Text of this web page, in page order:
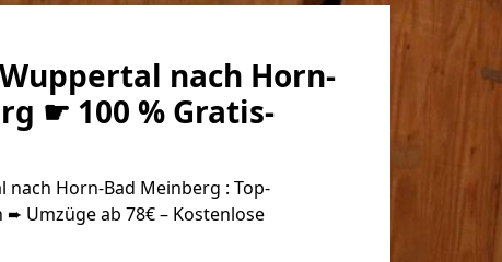
nach Horn-
☛ 100 % Gratis-
nach Horn-Bad Meinberg : Top-
Umzüge ab 78€ – Kostenlose